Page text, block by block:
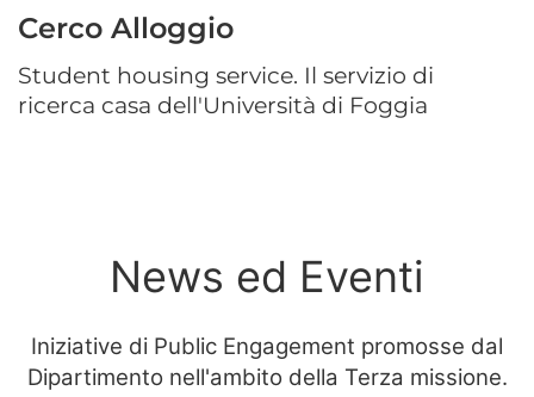
Cerco Alloggio
Student housing service. Il servizio di
ricerca casa dell'Università di Foggia
News ed Eventi
Iniziative di Public Engagement promosse dal
Dipartimento nell'ambito della Terza missione.